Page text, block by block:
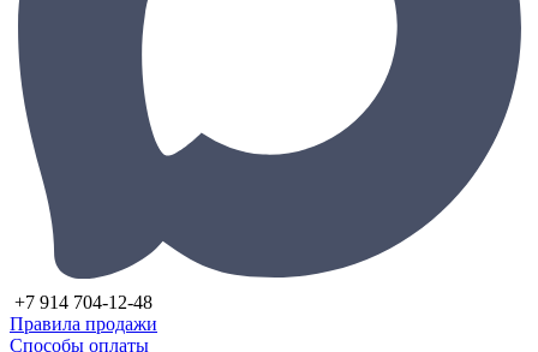
+7 914 704-12-48
Правила продажи
Способы оплаты